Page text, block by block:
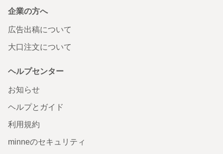
企業の方へ
広告出稿について
大口注文について
ヘルプセンター
お知らせ
ヘルプとガイド
利用規約
minneのセキュリティ